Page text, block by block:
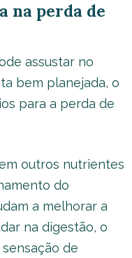
na perda de
assustar no
bem planejada, o
para a perda de
outros nutrientes
do
a melhorar a
na digestão, o
de